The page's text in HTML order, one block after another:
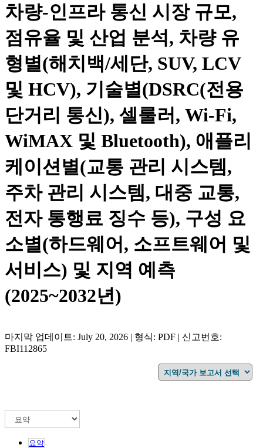
차량-인프라 통신 시장 규모,
점유율 및 산업 분석, 차량 유
형별(해치백/세단, SUV, LCV
및 HCV), 기술별(DSRC(전용
단거리 통신), 셀룰러, Wi-Fi,
WiMAX 및 Bluetooth), 애플리
케이션별(교통 관리 시스템,
주차 관리 시스템, 대중 교통,
전자 통행료 징수 등), 구성 요
소별(하드웨어, 소프트웨어 및
서비스) 및 지역 예측
(2025~2032년)
마지막 업데이트: July 20, 2026 | 형식: PDF | 신고번호:
FBI112865
요약